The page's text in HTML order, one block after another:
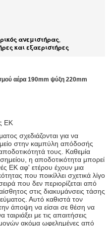
ανεμιστήρας,
και εξαεριστήρες
αέρα 190mm ψύξη 220mm
ΕΚ
σχεδιάζονται για να
στην καμπύλη απόδοσής
τους. Καθεμία
η αποδοτικότητα μπορεί
ΕΚ αφ' ετέρου έχουν μια
που ποικίλλει σχετικά λίγο
που δεν περιορίζεται από
στις διακυμάνσεις τάσης
Αυτό καθιστά τον
άποψη να είσαι σε θέση να
με τις απαιτήσεις
ακόμα ωφελημένες από